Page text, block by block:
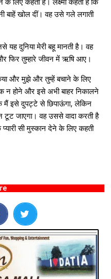
बाहें खोल दीं। वह उसे गले लगाती
यह दुनिया मेरी बहू मानती है। वह
फिर तुम्हारे जीवन में ऋषि आए।
और मुझे और तुम्हें बचाने के लिए
न होने और इसे अभी बाहर निकालने
मैं इसे दुपट्टे से छिपाऊंगा, लेकिन
टूट जाएगा। वह उससे वादा करती है
सी मुस्कान देने के लिए कहती